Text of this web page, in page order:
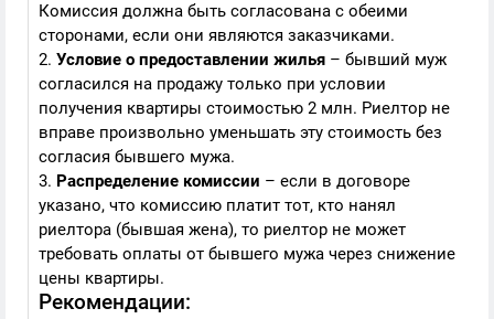
Комиссия должна быть согласована с обеими
сторонами, если они являются заказчиками.
2. Условие о предоставлении жилья – бывший муж
согласился на продажу только при условии
получения квартиры стоимостью 2 млн. Риелтор не
вправе произвольно уменьшать эту стоимость без
согласия бывшего мужа.
3. Распределение комиссии – если в договоре
указано, что комиссию платит тот, кто нанял
риелтора (бывшая жена), то риелтор не может
требовать оплаты от бывшего мужа через снижение
цены квартиры.
Рекомендации: